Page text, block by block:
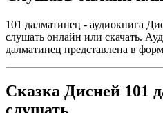
101 далматинец - аудиокнига
слушать онлайн или скачать.
далматинец представлена в
Сказка Дисней 101
слушать